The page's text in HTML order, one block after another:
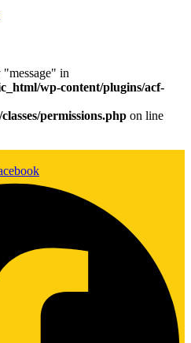
in
wp-content/plugins/acf-
permissions.php on line